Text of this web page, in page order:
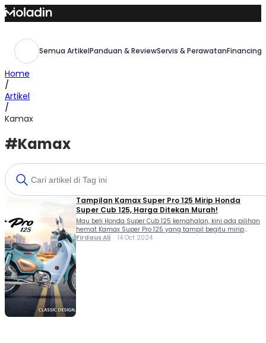
Skip
to
Semua ArtikelPanduan & ReviewServis & Perawatan
Home
/
Artikel
/
Kamax
#Kamax
Tampilan Kamax Super Pro 125 Mirip Honda
Super Cub 125, Harga Ditekan Murah!
Mau beli Honda Super Cub 125 kemahalan, kini ada pilihan
hemat Kamax Super Pro 125 yang tampil begitu mirip
dengan motor bebek ikonik dari Honda tersebut. Kamax
Firdaus Ali 14 Oct 2024